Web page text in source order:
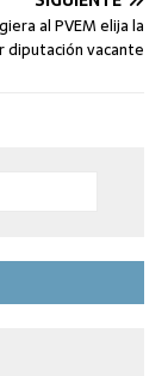
al PVEM elija la
diputación vacante